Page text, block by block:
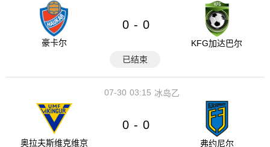
豪卡尔
0 - 0
KFG加达巴尔
已结束
03:15
07-30 冰岛乙
奥拉夫斯维克维京
0 - 0
弗约尼尔